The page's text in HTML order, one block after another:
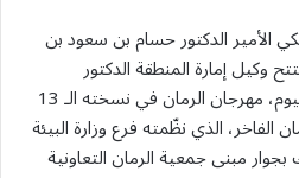
الدكتور حسام بن سعود بن
وكيل إمارة المنطقة الدكتور
عبدالمنعم بن ياسين الشهري اليوم، مهرجان الرمان في نسخته الـ 13
الفاخر، الذي نظّمته فرع وزارة البيئة
بجوار مبنى جمعية الرمان التعاونية